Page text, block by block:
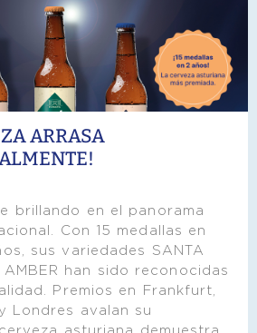
ARRASA
brillando en el panorama
Con 15 medallas en
sus variedades SANTA
AMBER han sido reconocidas
Premios en Frankfurt,
Londres avalan su